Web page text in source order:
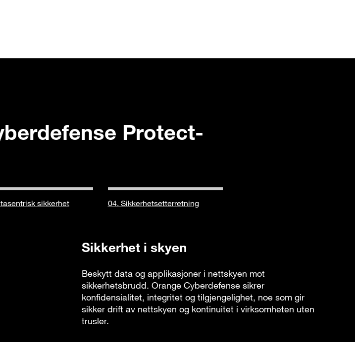
Protect-
sikkerhet 04. Sikkerhetsetterretning
Sikkerhet i skyen
Beskytt data og applikasjoner i nettskyen mot
sikkerhetsbrudd. Orange Cyberdefense sikrer
konfidensialitet, integritet og tilgjengelighet, noe som gir
sikker drift av nettskyen og kontinuitet i virksomheten uten
trusler.